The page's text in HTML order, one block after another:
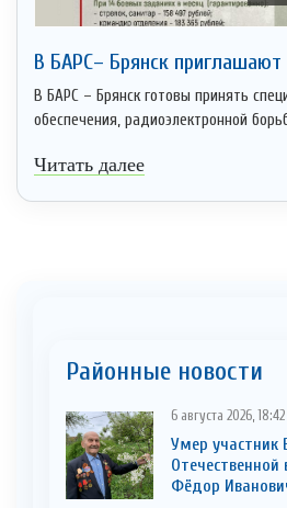
В БАРС– Брянcк приглaшают
В БАРС – Брянск готовы принять
обеспечения, радиоэлектронной
Читать далее
Районные новости
6 августа 2026, 18:42
Умер участник
Фёдор